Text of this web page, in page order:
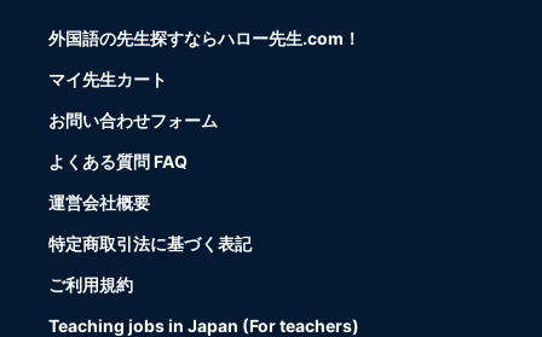
外国語の先生探すならハロー先生.com！
マイ先生カート
お問い合わせフォーム
よくある質問 FAQ
運営会社概要
特定商取引法に基づく表記
ご利用規約
Teaching jobs in Japan (For teachers)